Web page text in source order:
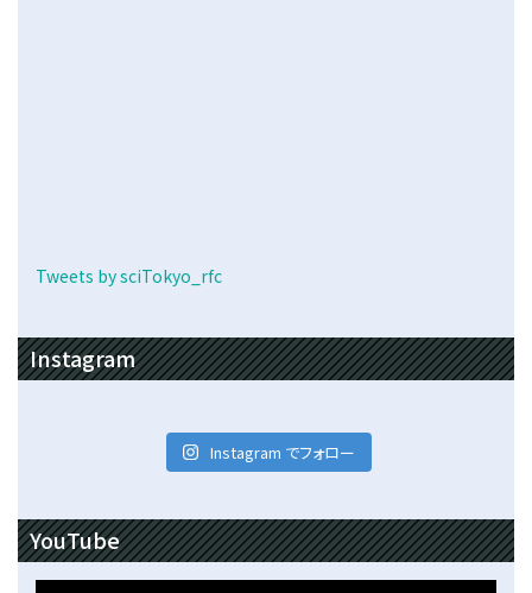
Tweets by sciTokyo_rfc
Instagram
Instagram でフォロー
YouTube